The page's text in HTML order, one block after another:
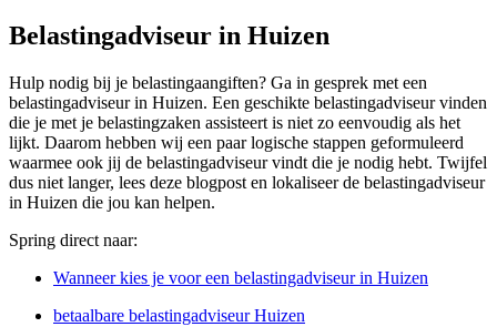
Belastingadviseur in Huizen
Hulp nodig bij je belastingaangiften? Ga in gesprek met een
belastingadviseur in Huizen. Een geschikte belastingadviseur vinden
die je met je belastingzaken assisteert is niet zo eenvoudig als het
lijkt. Daarom hebben wij een paar logische stappen geformuleerd
waarmee ook jij de belastingadviseur vindt die je nodig hebt. Twijfel
dus niet langer, lees deze blogpost en lokaliseer de belastingadviseur
in Huizen die jou kan helpen.
Spring direct naar:
Wanneer kies je voor een belastingadviseur in Huizen
betaalbare belastingadviseur Huizen